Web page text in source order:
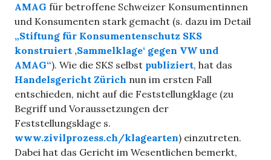
AMAG für betroffene Schweizer Konsumentinnen
und Konsumenten stark gemacht (s. dazu im Detail
„Stiftung für Konsumentenschutz SKS
konstruiert ‚Sammelklage‘ gegen VW und
AMAG“). Wie die SKS selbst publiziert, hat das
Handelsgericht Zürich nun im ersten Fall
entschieden, nicht auf die Feststellungklage (zu
Begriff und Voraussetzungen der
Feststellungsklage s.
www.zivilprozess.ch/klagearten) einzutreten.
Dabei hat das Gericht im Wesentlichen bemerkt,